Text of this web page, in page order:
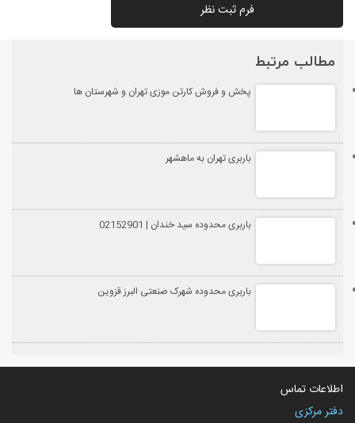
فرم ثبت نظر
مطالب مرتبط
پخش و فروش کارتن موزی تهران و شهرستان ها
باربری تهران به ماهشهر
باربری محدوده سید خندان | 02152901
باربری محدوده شهرک صنعتی البرز قزوین
اطلاعات تماس
دفتر مرکزی